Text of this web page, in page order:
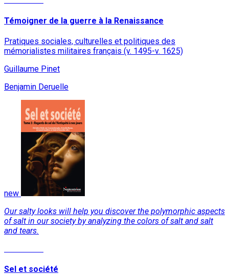
Témoigner de la guerre à la Renaissance
Pratiques sociales, culturelles et politiques des
mémorialistes militaires français (v. 1495-v. 1625)
Guillaume Pinet
Benjamin Deruelle
new
Our salty looks will help you discover the polymorphic aspects
of salt in our society by analyzing the colors of salt and salt
and tears.
Sel et société